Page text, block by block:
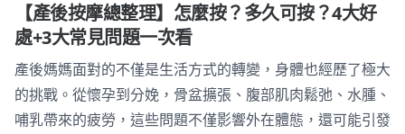
【產後按摩總整理】怎麼按？多久可按？4大好
處+3大常見問題一次看
產後媽媽面對的不僅是生活方式的轉變，身體也經歷了極大
的挑戰。從懷孕到分娩，骨盆擴張、腹部肌肉鬆弛、水腫、
哺乳帶來的疲勞，這些問題不僅影響外在體態，還可能引發